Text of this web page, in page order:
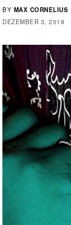
BY MAX CORNELIUS
DEZEMBER 3, 2019